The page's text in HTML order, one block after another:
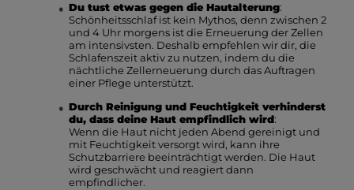
Du tust etwas gegen die Hautalterung:
Schönheitsschlaf ist kein Mythos, denn zwischen 2
und 4 Uhr morgens ist die Erneuerung der Zellen
am intensivsten. Deshalb empfehlen wir dir, die
Schlafenszeit aktiv zu nutzen, indem du die
nächtliche Zellerneuerung durch das Auftragen
einer Pflege unterstützt.
Durch Reinigung und Feuchtigkeit verhinderst
du, dass deine Haut empfindlich wird:
Wenn die Haut nicht jeden Abend gereinigt und
mit Feuchtigkeit versorgt wird, kann ihre
Schutzbarriere beeinträchtigt werden. Die Haut
wird geschwächt und reagiert dann
empfindlicher.